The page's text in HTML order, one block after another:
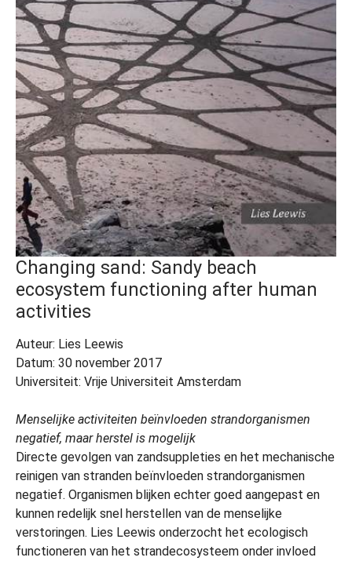
Changing sand: Sandy beach
ecosystem functioning after human
activities
Auteur: Lies Leewis
Datum: 30 november 2017
Universiteit: Vrije Universiteit Amsterdam
Menselijke activiteiten beïnvloeden strandorganismen
negatief, maar herstel is mogelijk
Directe gevolgen van zandsuppleties en het mechanische
reinigen van stranden beïnvloeden strandorganismen
negatief. Organismen blijken echter goed aangepast en
kunnen redelijk snel herstellen van de menselijke
verstoringen. Lies Leewis onderzocht het ecologisch
functioneren van het strandecosysteem onder invloed